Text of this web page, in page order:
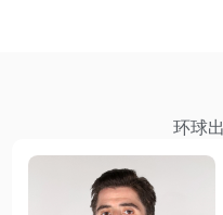
环球